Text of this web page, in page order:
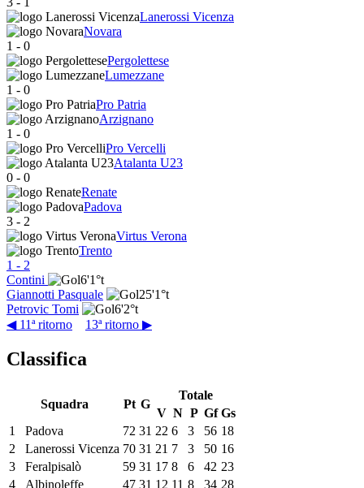
Lanerossi Vicenza
Novara
1 - 0
Pergolettese
Lumezzane
1 - 0
Pro Patria
Arzignano
1 - 0
Pro Vercelli
Atalanta U23
0 - 0
Renate
Padova
3 - 2
Virtus Verona
Trento
1 - 2
Contini
6'1°t
Giannotti Pasquale
25'1°t
Petrovic Tomi
6'2°t
◀ 11ª ritorno
13ª ritorno ▶
Classifica
Squadra Pt G
Totale
V N P Gf Gs
1
Padova 72 31 22 6 3 56 18
2
Lanerossi Vicenza 70 31 21 7 3 50 16
3
Feralpisalò 59 31 17 8 6 42 23
4
Albinoleffe 47 31 12 11 8 34 28